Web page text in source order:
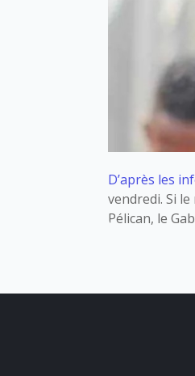
D’après les
vendredi. Si
Pélican, le